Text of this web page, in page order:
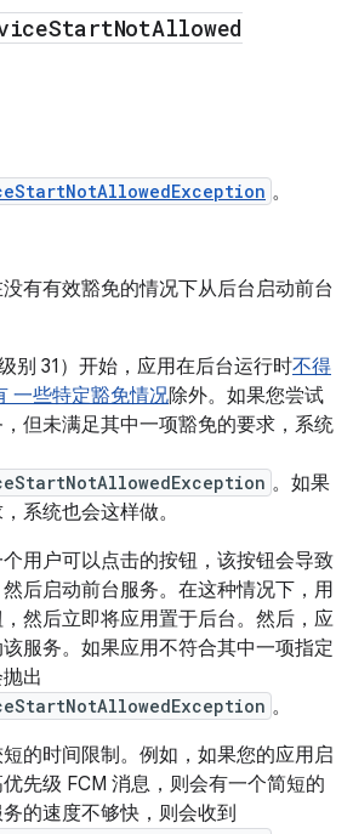
StartNotAllowed
。
有有效豁免的情况下从后台启动前台
别 31）开始，应用在后台运行时不得
一些特定豁免情况除外。如果您尝试
但未满足其中一项豁免的要求，系统
。如果
系统也会这样做。
用户可以点击的按钮，该按钮会导致
后启动前台服务。在这种情况下，用
然后立即将应用置于后台。然后，应
服务。如果应用不符合其中一项指定
出
。
的时间限制。例如，如果您的应用启
先级 FCM 消息，则会有一个简短的
的速度不够快，则会收到